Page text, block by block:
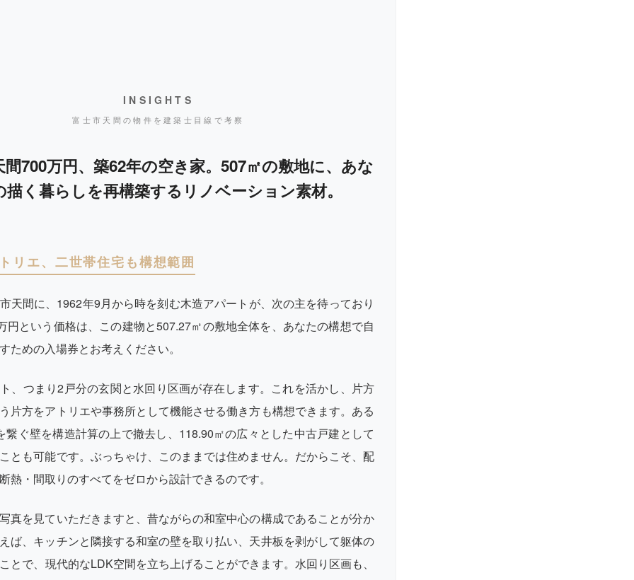
INSIGHTS
富士市天間の物件を建築士目線で考察
間700万円、築62年の空き家。507㎡の敷地に、あな
描く暮らしを再構築するリノベーション素材。
リエ、二世帯住宅も構想範囲
天間に、1962年9月から時を刻む木造アパートが、次の主を待っており
円という価格は、この建物と507.27㎡の敷地全体を、あなたの構想で自
ための入場券とお考えください。
、つまり2戸分の玄関と水回り区画が存在します。これを活かし、片方
片方をアトリエや事務所として機能させる働き方も構想できます。ある
繋ぐ壁を構造計算の上で撤去し、118.90㎡の広々とした中古戸建として
とも可能です。ぶっちゃけ、このままでは住めません。だからこそ、配
熱・間取りのすべてをゼロから設計できるのです。
真を見ていただきますと、昔ながらの和室中心の構成であることが分か
ば、キッチンと隣接する和室の壁を取り払い、天井板を剥がして躯体の
とで、現代的なLDK空間を立ち上げることができます。水回り区画も、